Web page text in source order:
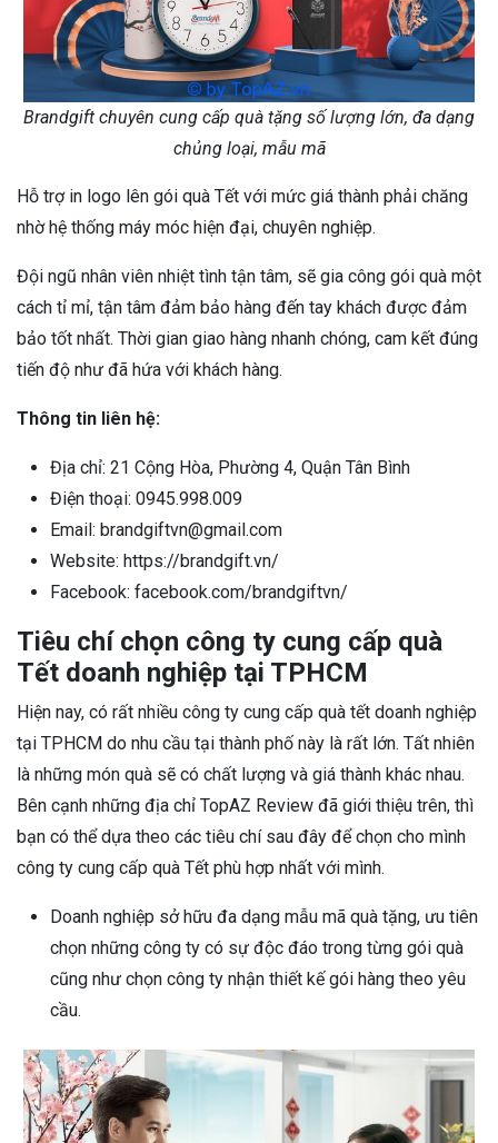
Brandgift chuyên cung cấp quà tặng số lượng lớn, đa dạng
chủng loại, mẫu mã
Hỗ trợ in logo lên gói quà Tết với mức giá thành phải chăng
nhờ hệ thống máy móc hiện đại, chuyên nghiệp.
Đội ngũ nhân viên nhiệt tình tận tâm, sẽ gia công gói quà một
cách tỉ mỉ, tận tâm đảm bảo hàng đến tay khách được đảm
bảo tốt nhất. Thời gian giao hàng nhanh chóng, cam kết đúng
tiến độ như đã hứa với khách hàng.
Thông tin liên hệ:
Địa chỉ: 21 Cộng Hòa, Phường 4, Quận Tân Bình
Điện thoại: 0945.998.009
Email: brandgiftvn@gmail.com
Website: https://brandgift.vn/
Facebook: facebook.com/brandgiftvn/
Tiêu chí chọn công ty cung cấp quà
Tết doanh nghiệp tại TPHCM
Hiện nay, có rất nhiều công ty cung cấp quà tết doanh nghiệp
tại TPHCM do nhu cầu tại thành phố này là rất lớn. Tất nhiên
là những món quà sẽ có chất lượng và giá thành khác nhau.
Bên cạnh những địa chỉ TopAZ Review đã giới thiệu trên, thì
bạn có thể dựa theo các tiêu chí sau đây để chọn cho mình
công ty cung cấp quà Tết phù hợp nhất với mình.
Doanh nghiệp sở hữu đa dạng mẫu mã quà tặng, ưu tiên
chọn những công ty có sự độc đáo trong từng gói quà
cũng như chọn công ty nhận thiết kế gói hàng theo yêu
cầu.